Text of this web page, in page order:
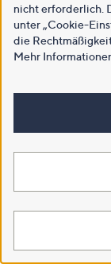
nicht erforderlich.
unter „Cookie-
die
Mehr